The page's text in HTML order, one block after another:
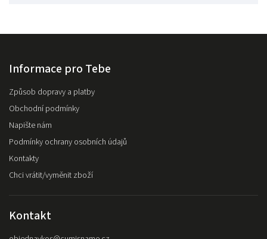
Informace pro Tebe
Způsob dopravy a platby
Obchodní podmínky
Napište nám
Podmínky ochrany osobních údajů
Kontakty
Chci vrátit/vyměnit zboží
Kontakt